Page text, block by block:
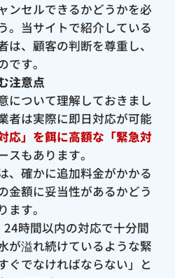
ンセルできるかどうかを必
。当サイトで紹介している
、顧客の判断を尊重し、
す。
注意点
について理解しておきまし
者は実際に即日対応が可能
応」を餌に高額な「緊急対
スもあります。
、確かに追加料金がかかる
金額に妥当性があるかどう
す。
時間以内の対応で十分間
が溢れ続けているような緊
ぐでなければならない」と